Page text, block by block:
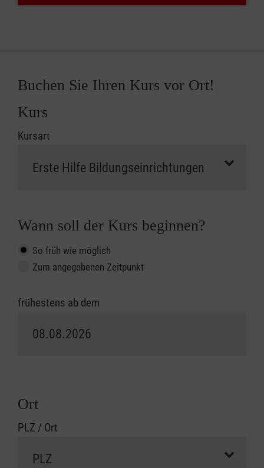
Buchen Sie Ihren Kurs vor Ort!
Kurs
Kursart
Wann soll der Kurs beginnen?
So früh wie möglich
Zum angegebenen Zeitpunkt
frühestens ab dem
Ort
PLZ / Ort